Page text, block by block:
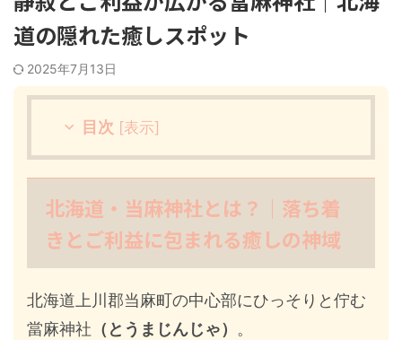
道の隠れた癒しスポット
2025年7月13日
目次 [表示]
北海道・当麻神社とは？｜落ち着
きとご利益に包まれる癒しの神域
北海道上川郡当麻町の中心部にひっそりと佇む
當麻神社 （とうまじんじゃ） 。